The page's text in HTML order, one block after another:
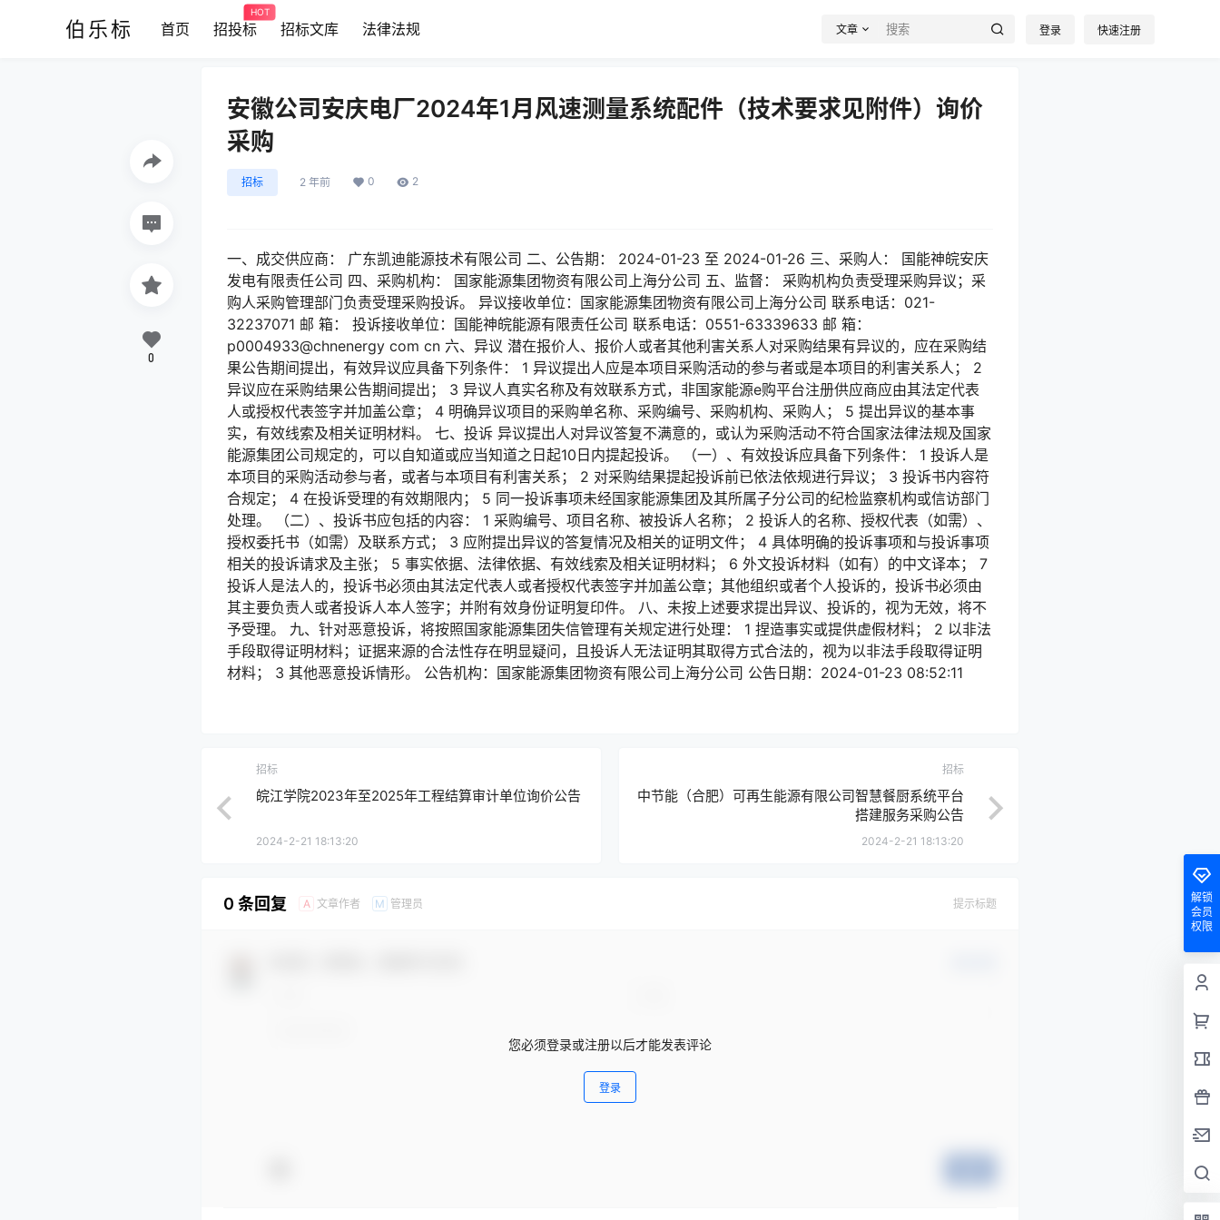
伯乐标 首页 招投标
HOT
招标文库 法律法规 文章 登录 快速注册
安徽公司安庆电厂2024年1月风速测量系统配件（技术要求见附件）询价
采购
招标 2 年前 0 2
一、成交供应商： 广东凯迪能源技术有限公司 二、公告期： 2024-01-23 至 2024-01-26 三、采购人： 国能神皖安庆
发电有限责任公司 四、采购机构： 国家能源集团物资有限公司上海分公司 五、监督： 采购机构负责受理采购异议；采
购人采购管理部门负责受理采购投诉。 异议接收单位：国家能源集团物资有限公司上海分公司 联系电话：021-
32237071 邮 箱： 投诉接收单位：国能神皖能源有限责任公司 联系电话：0551-63339633 邮 箱：
p0004933@chnenergy com cn 六、异议 潜在报价人、报价人或者其他利害关系人对采购结果有异议的，应在采购结
果公告期间提出，有效异议应具备下列条件： 1 异议提出人应是本项目采购活动的参与者或是本项目的利害关系人； 2
异议应在采购结果公告期间提出； 3 异议人真实名称及有效联系方式，非国家能源e购平台注册供应商应由其法定代表
人或授权代表签字并加盖公章； 4 明确异议项目的采购单名称、采购编号、采购机构、采购人； 5 提出异议的基本事
实，有效线索及相关证明材料。 七、投诉 异议提出人对异议答复不满意的，或认为采购活动不符合国家法律法规及国家
能源集团公司规定的，可以自知道或应当知道之日起10日内提起投诉。 （一）、有效投诉应具备下列条件： 1 投诉人是
本项目的采购活动参与者，或者与本项目有利害关系； 2 对采购结果提起投诉前已依法依规进行异议； 3 投诉书内容符
合规定； 4 在投诉受理的有效期限内； 5 同一投诉事项未经国家能源集团及其所属子分公司的纪检监察机构或信访部门
处理。 （二）、投诉书应包括的内容： 1 采购编号、项目名称、被投诉人名称； 2 投诉人的名称、授权代表（如需）、
授权委托书（如需）及联系方式； 3 应附提出异议的答复情况及相关的证明文件； 4 具体明确的投诉事项和与投诉事项
相关的投诉请求及主张； 5 事实依据、法律依据、有效线索及相关证明材料； 6 外文投诉材料（如有）的中文译本； 7
投诉人是法人的，投诉书必须由其法定代表人或者授权代表签字并加盖公章；其他组织或者个人投诉的，投诉书必须由
其主要负责人或者投诉人本人签字；并附有效身份证明复印件。 八、未按上述要求提出异议、投诉的，视为无效，将不
予受理。 九、针对恶意投诉，将按照国家能源集团失信管理有关规定进行处理： 1 捏造事实或提供虚假材料； 2 以非法
手段取得证明材料；证据来源的合法性存在明显疑问，且投诉人无法证明其取得方式合法的，视为以非法手段取得证明
材料； 3 其他恶意投诉情形。 公告机构：国家能源集团物资有限公司上海分公司 公告日期：2024-01-23 08:52:11
0
招标
皖江学院2023年至2025年工程结算审计单位询价公告
2024-2-21 18:13:20
招标
中节能（合肥）可再生能源有限公司智慧餐厨系统平台
搭建服务采购公告
2024-2-21 18:13:20
0 条回复 A 文章作者 M 管理员 提示标题
您必须登录或注册以后才能发表评论
登录
解锁
会员
权限